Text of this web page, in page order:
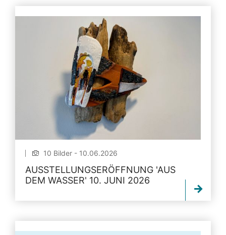
10 Bilder - 10.06.2026
AUSSTELLUNGSERÖFFNUNG 'AUS
DEM WASSER' 10. JUNI 2026